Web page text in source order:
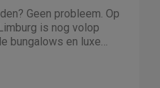
Geen probleem. Op
is nog volop
bungalows en luxe